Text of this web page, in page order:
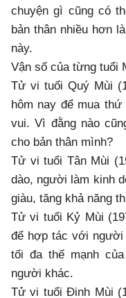
chuyện gì cũng có
bản thân nhiều hơn
này.
Vận số của từng tuổi
Tử vi tuổi Quý Mùi
hôm nay để mua
vui. Vì đằng nào
cho bản thân mình?
Tử vi tuổi Tân Mùi
dào, người làm kinh
giàu, tăng khả năng
Tử vi tuổi Kỷ Mùi
để hợp tác với
tối đa thế mạnh
người khác.
Tử vi tuổi Đinh Mùi